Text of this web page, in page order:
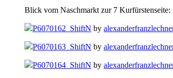
Blick vom Naschmarkt zur 7 Kurfürstenseite:
P6070162_ShiftN by
P6070163_ShiftN by
P6070164_ShiftN by